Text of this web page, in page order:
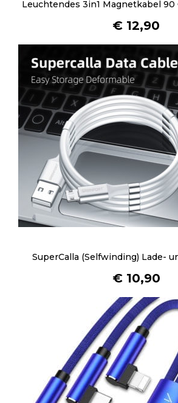
e
V
a
r
i
a
n
e
n
u
f
.
e
O
t
i
o
n
e
n
k
Leuchtendes 3in1 Magnetkabel 90
€ 12,90
SuperCalla (Selfwinding) Lade-
€10,90